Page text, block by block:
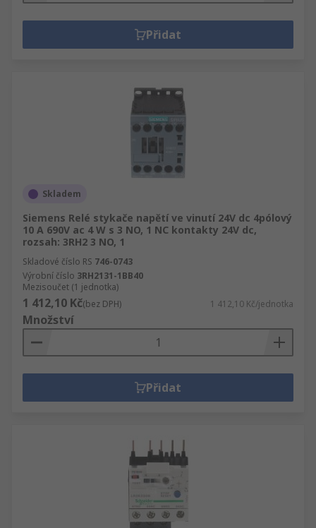
Přidat
Skladem
Siemens Relé stykače napětí ve vinutí 24V dc 4pólový
10 A 690V ac 4 W s 3 NO, 1 NC kontakty 24V dc,
rozsah: 3RH2 3 NO, 1
Skladové číslo RS 746-0743
Výrobní číslo 3RH2131-1BB40
Mezisoučet (1 jednotka)
1 412,10 Kč(bez DPH) 1 412,10 Kč/jednotka
Množství
Přidat